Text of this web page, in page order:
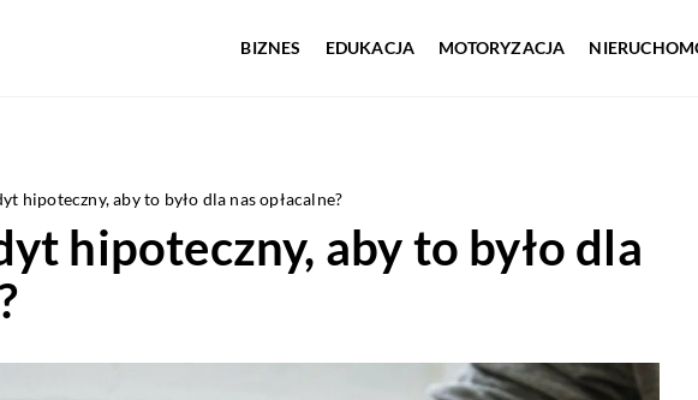
BIZNES EDUKACJA MOTORYZACJA
hipoteczny, aby to było dla nas opłacalne?
hipoteczny, aby to było dla